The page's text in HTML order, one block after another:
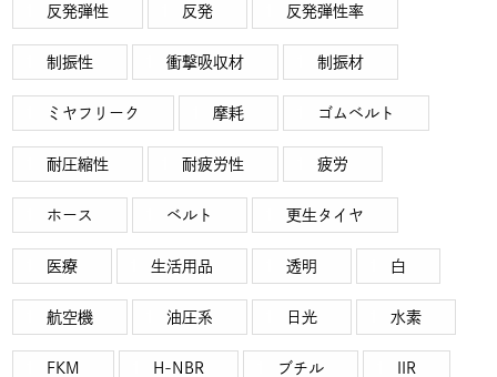
反発弾性 反発 反発弾性率
制振性 衝撃吸収材 制振材
ミヤフリーク 摩耗 ゴムベルト
耐圧縮性 耐疲労性 疲労
ホース ベルト 更生タイヤ
医療 生活用品 透明 白
航空機 油圧系 日光 水素
FKM H-NBR ブチル IIR